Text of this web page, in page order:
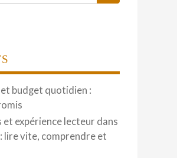
budget quotidien :
expérience lecteur dans
lire vite, comprendre et